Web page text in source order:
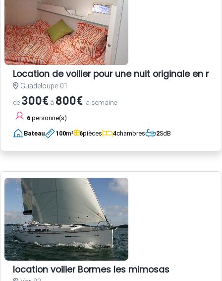
Location de voilier pour une nuit originale en
Guadeloupe 01
de 300€ à 800€ la semaine
6 personne(s)
Bateau 100m² 6pièces 4chambres 2SdB
location voilier Bormes les mimosas